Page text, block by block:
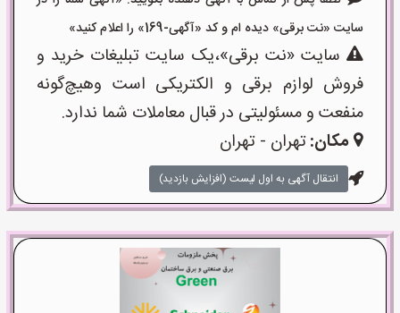
سایت «نت برقی» دیده ام و کد «آگهی-169» را اعلام کنید»
سایت «نت برقی»،یک سایت تبلیغات خرید و
فروش لوازم برقی و الکتریکی است وهیچ‌گونه
منفعت و مسئولیتی در قبال معاملات شما ندارد.
مکان:تهران - تهران
انتقال آگهی به اول لیست (افزایش بازدید)